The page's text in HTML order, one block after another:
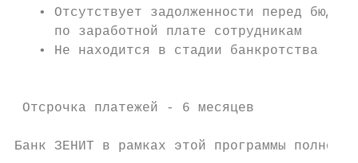
• Отсутствует задолженности перед
     по заработной плате сотрудникам
   • Не находится в стадии банкротства
Отсрочка платежей - 6 месяцев
Банк ЗЕНИТ в рамках этой программы